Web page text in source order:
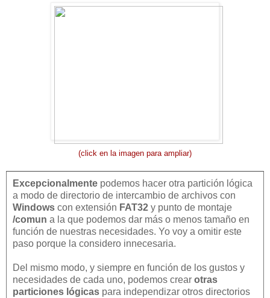
(click en la imagen para ampliar)
Excepcionalmente podemos hacer otra partición lógica
a modo de directorio de intercambio de archivos con
Windows con extensión FAT32 y punto de montaje
/comun a la que podemos dar más o menos tamaño en
función de nuestras necesidades. Yo voy a omitir este
paso porque la considero innecesaria.
Del mismo modo, y siempre en función de los gustos y
necesidades de cada uno, podemos crear otras
particiones lógicas para independizar otros directorios